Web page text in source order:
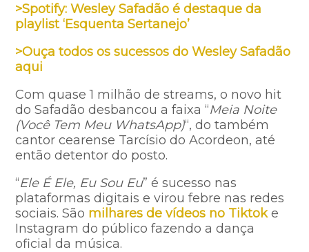
>Spotify: Wesley Safadão é destaque da
playlist ‘Esquenta Sertanejo’
>Ouça todos os sucessos do Wesley Safadão
aqui
Com quase 1 milhão de streams, o novo hit
do Safadão desbancou a faixa “Meia Noite
(Você Tem Meu WhatsApp)“, do também
cantor cearense Tarcísio do Acordeon, até
então detentor do posto.
“Ele É Ele, Eu Sou Eu” é sucesso nas
plataformas digitais e virou febre nas redes
sociais. São milhares de vídeos no Tiktoke
Instagram do público fazendo a dança
oficial da música.